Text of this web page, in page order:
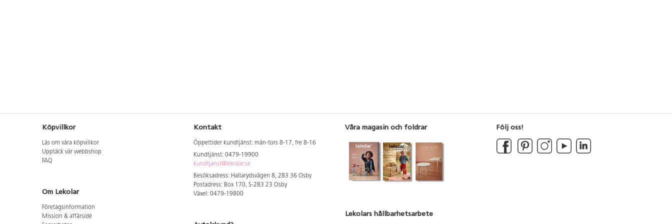
Köpvillkor
Läs om våra köpvillkor
Upptäck vår webbshop
FAQ
Om Lekolar
Företagsinformation
Mission & affärsidé
Kontakt
Öppettider kundtjänst: mån-tors 8-17, fre 8-16
Kundtjänst: 0479-19900
kundtjanst@lekolar.se
Besöksadress: Hallarydsvägen 8, 283 36 Osby
Postadress: Box 170, S-283 23 Osby
Växel: 0479-19800
Våra magasin och foldrar
Lekolars hållbarhetsarbete
Följ oss!